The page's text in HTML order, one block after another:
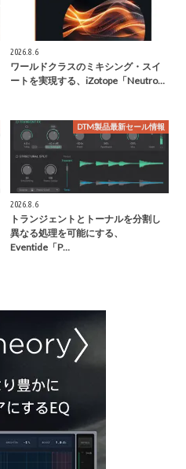
2026.8.6
ワールドクラスのミキシング・スイ
ートを実現する、iZotope「Neutro…
DTM製品最新セール情報
2026.8.6
トランジェントとトーナルを分割し
異なる処理を可能にする、
Eventide「P…